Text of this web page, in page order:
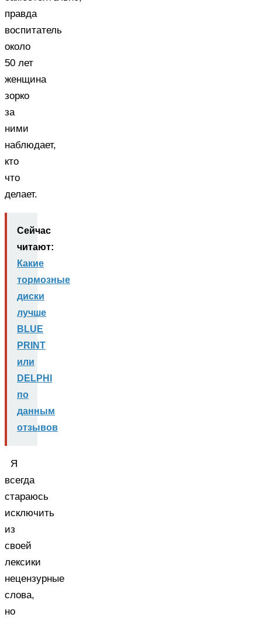
правда
воспитатель
около
50 лет
женщина
зорко
за
ними
наблюдает,
кто
что
делает.
Сейчас
читают:
Какие
тормозные
диски
лучше
BLUE
PRINT
или
DELPHI
по
данным
отзывов
Я
всегда
стараюсь
исключить
из
своей
лексики
нецензурные
слова,
но